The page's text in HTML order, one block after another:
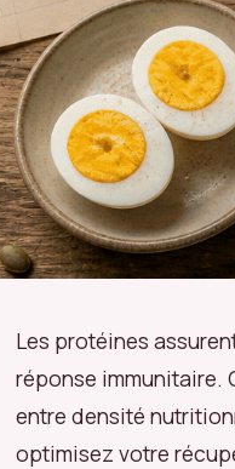
Les protéines
réponse immunitaire.
entre densité
optimisez votre